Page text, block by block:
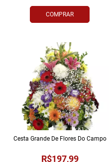
COMPRAR
R$197,99
Cesta Grande De Flores Do Campo